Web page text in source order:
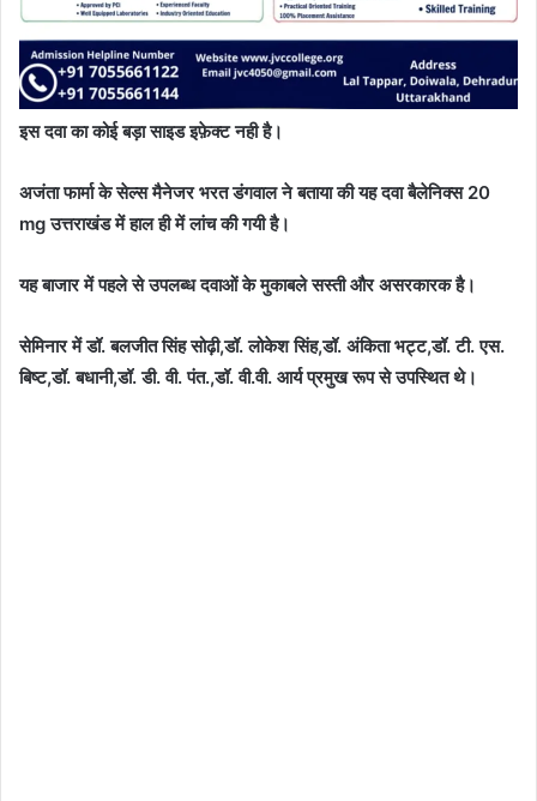
इस दवा का कोई बड़ा साइड इफ़ेक्ट नही है।
अजंता फार्मा के सेल्स मैनेजर भरत डंगवाल ने बताया की यह दवा बैलेनिक्स 20
mg उत्तराखंड में हाल ही में लांच की गयी है।
यह बाजार में पहले से उपलब्ध दवाओं के मुकाबले सस्ती और असरकारक है।
सेमिनार में डॉ. बलजीत सिंह सोढ़ी,डॉ. लोकेश सिंह,डॉ. अंकिता भट्ट,डॉ. टी. एस.
बिष्ट,डॉ. बधानी,डॉ. डी. वी. पंत.,डॉ. वी.वी. आर्य प्रमुख रूप से उपस्थित थे।